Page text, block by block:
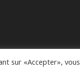
sur «Accepter», vous